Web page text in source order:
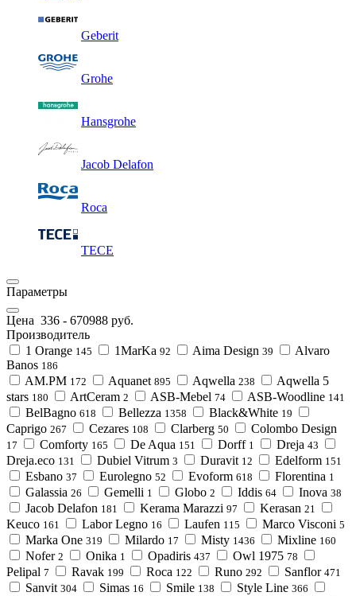
Geberit
Grohe
Hansgrohe
Jacob Delafon
Roca
TECE
Параметры
Цена 336 - 670988 руб.
Производитель
1 Orange 145 1MarKa 92 Aima Design 39
Alvaro
Banos 186
AM.PM 172 Aquanet 895 Aqwella 238
Aqwella 5
stars 180 ArtCeram 2 ASB-Mebel 74 ASB-Woodline 141
BelBagno 618 Bellezza 1358 Black&White 19
Caprigo 267 Cezares 108 Clarberg 50 Colombo Design
17 Comforty 165 De Aqua 151 Dorff 1 Dreja 43
Dreja.eco 131 Dubiel Vitrum 3 Duravit 12 Edelform 151
Esbano 37 Eurolegno 52 Evoform 618 Florentina 1
Galassia 26 Gemelli 1 Globo 2 Iddis 64 Inova 38
Jacob Delafon 181 Kerama Marazzi 97 Kerasan 21
Keuco 161 Labor Legno 16 Laufen 115 Marco Visconi 5
Marka One 319 Milardo 17 Misty 1436 Mixline 160
Nofer 2 Onika 1 Opadiris 437 Owl 1975 78
Pelipal 7 Ravak 199 Roca 122 Runo 292 Sanflor 471
Sanvit 304 Simas 16 Smile 138 Style Line 366